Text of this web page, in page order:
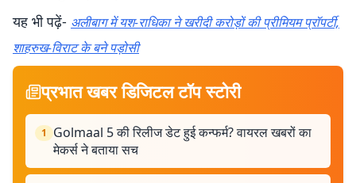
यह भी पढ़ें- अलीबाग में यश-राधिका ने खरीदी करोड़ों की प्रीमियम प्रॉपर्टी,
शाहरुख-विराट के बने पड़ोसी
प्रभात खबर डिजिटल टॉप स्टोरी
1
Golmaal 5 की रिलीज डेट हुई कन्फर्म? वायरल खबरों का
मेकर्स ने बताया सच